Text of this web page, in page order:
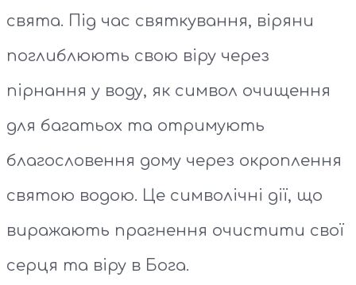
свята. Під час святкування, віряни
поглиблюють свою віру через
пірнання у воду, як символ очищення
для багатьох та отримують
благословення дому через окроплення
святою водою. Це символічні дії, що
виражають прагнення очистити свої
серця та віру в Бога.